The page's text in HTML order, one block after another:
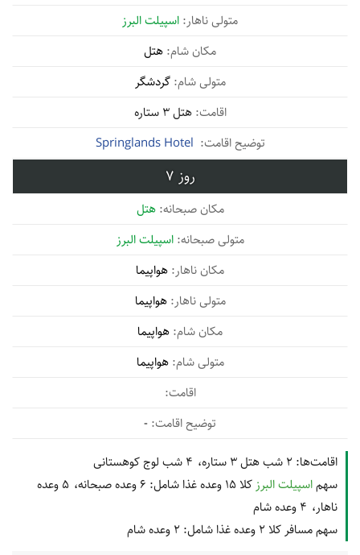
اسپیلت البرز
هتل
گردشگر
هتل 3 ستاره
Springlands Hotel
7
هتل
اسپیلت البرز
هواپیما
هواپیما
هواپیما
هواپیما
-
اقامت‌ها: 2 شب هتل 3 ستاره
4 شب لوج کوهستانی
سهماسپیلت البرز کلا 15 وعده غذا شامل: 6 وعده صبحانه
5 وعده
ناهار
4 وعده شام
سهم مسافر کلا 2 وعده غذا شامل:
2 وعده شام